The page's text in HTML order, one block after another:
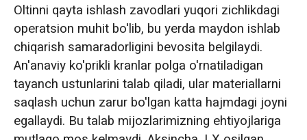
Oltinni qayta ishlash zavodlari yuqori zichlikdagi
operatsion muhit bo'lib, bu yerda maydon ishlab
chiqarish samaradorligini bevosita belgilaydi.
An'anaviy ko'prikli kranlar polga o'rnatiladigan
tayanch ustunlarini talab qiladi, ular materiallarni
saqlash uchun zarur bo'lgan katta hajmdagi joyni
egallaydi. Bu talab mijozlarimizning ehtiyojlariga